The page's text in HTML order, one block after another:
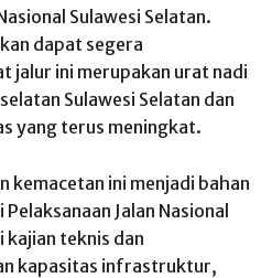
Sulawesi Selatan.
dapat segera
jalur ini merupakan urat nadi
Sulawesi Selatan dan
yang terus meningkat.
kemacetan ini menjadi bahan
Jalan Nasional
kajian teknis dan
kapasitas infrastruktur,